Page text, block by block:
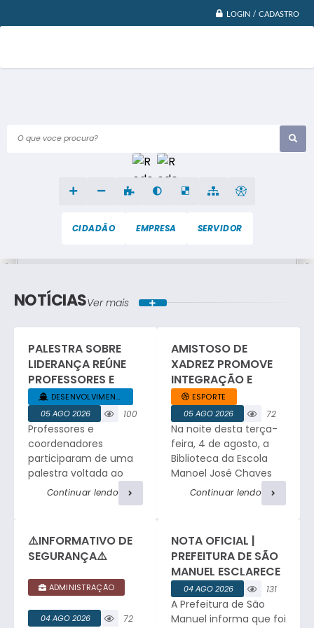
LOGIN / CADASTRO
O que voce procura?
CIDADÃO EMPRESA SERVIDOR
NOTÍCIASVer mais
PALESTRA SOBRE
LIDERANÇA REÚNE
PROFESSORES E
COORDENADORES
DA REDE MUNICIPAL
05 AGO 2026
DESENVOLVIMENTO... +1
100
ões
Professores e
coordenadores
participaram de uma
palestra voltada ao
desenvolvimento da
liderança no ambiente
troca de experiências
e atividades de
integração. César
Ribeiro, Consultor e
iniciou o encontro
Continuar lendo
AMISTOSO DE
XADREZ PROMOVE
INTEGRAÇÃO E
ESPÍRITO ESPORTIVO
EM SÃO MANUEL.
05 AGO 2026
ESPORTE
72
visualizaç
ões
Na noite desta terça-
feira, 4 de agosto, a
Biblioteca da Escola
Manoel José Chaves
sediou um amistoso
tradicional equipe de
São Manuel. O
encontro reuniu
enxadristas em
partidas de alto nível,
proporcionando a
Continuar lendo
⚠️INFORMATIVO DE
SEGURANÇA⚠️
04 AGO 2026
ADMINISTRAÇÃO
72
NOTA OFICIAL |
PREFEITURA DE SÃO
MANUEL ESCLARECE
OCORRÊNCIA DE
FURTO NO
CEMITÉRIO
04 AGO 2026
131
visualizaç
ões
A Prefeitura de São
Manuel informa que foi